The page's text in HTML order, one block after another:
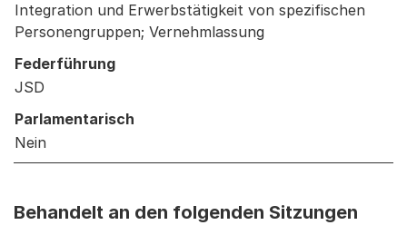
Integration und Erwerbstätigkeit von spezifischen
Personengruppen; Vernehmlassung
Federführung
JSD
Parlamentarisch
Nein
Behandelt an den folgenden Sitzungen